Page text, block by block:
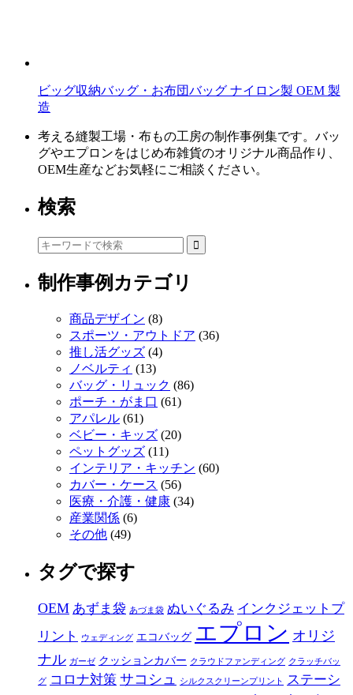
ビッグ収納バッグ・お布団バッグ ナイロン製 OEM 製
造
考える縫製工場・布もの工房の制作事例集です。バッ
グやエプロンをはじめ布雑貨のオリジナル商品作り、
OEM生産などお気軽にご相談ください。
検索
制作事例カテゴリ
商品デザイン (8)
スポーツ・アウトドア (36)
推し活グッズ (4)
ノベルティ (13)
バッグ・リュック (86)
ポーチ・がま口 (61)
アパレル (61)
ベビー・キッズ (20)
ペットグッズ (11)
インテリア・キッチン (60)
カバー・ケース (56)
医療・介護・健康 (34)
産業関係 (6)
その他 (49)
タグで探す
OEM あずま袋 あづま袋 ぬいぐるみ インクジェットプ
リント
ウェディング エコバッグ エプロン オリジ
ナル ガーゼ クッションカバー クラウドファンディング クラッチバッ
グ コロナ対策 サコシュ シルクスクリーンプリント
ステーシ